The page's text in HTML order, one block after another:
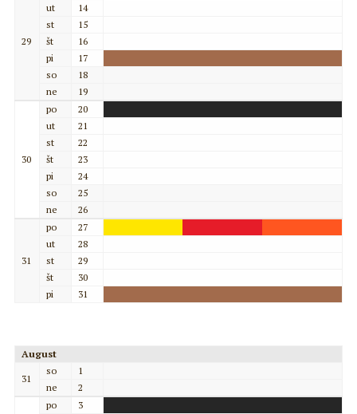
29
ut
14
st
15
št
16
pi
17
so
18
ne
19
30
po
20
ut
21
st
22
št
23
pi
24
so
25
ne
26
31
po
27
ut
28
st
29
št
30
pi
31
August
31
so
1
ne
2
po
3